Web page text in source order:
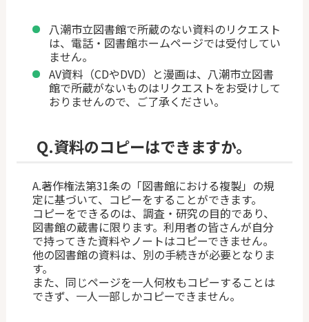
八潮市立図書館で所蔵のない資料のリクエスト
は、電話・図書館ホームページでは受付してい
ません。
AV資料（CDやDVD）と漫画は、八潮市立図書
館で所蔵がないものはリクエストをお受けして
おりませんので、ご了承ください。
Q.資料のコピーはできますか。
A.著作権法第31条の「図書館における複製」の規
定に基づいて、コピーをすることができます。
コピーをできるのは、調査・研究の目的であり、
図書館の蔵書に限ります。利用者の皆さんが自分
で持ってきた資料やノートはコピーできません。
他の図書館の資料は、別の手続きが必要となりま
す。
また、同じページを一人何枚もコピーすることは
できず、一人一部しかコピーできません。